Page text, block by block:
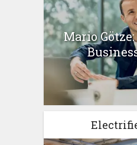
Mario